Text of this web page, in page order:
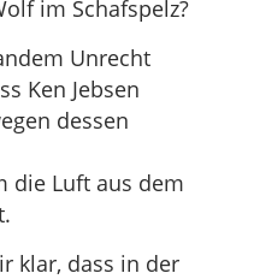
im Schafspelz?
Unrecht
Ken Jebsen
dessen
die Luft aus dem
klar, dass in der